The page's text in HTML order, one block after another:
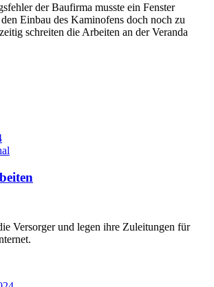
der Baufirma musste ein Fenster
Einbau des Kaminofens doch noch zu
schreiten die Arbeiten an der Veranda
Versorger und legen ihre Zuleitungen für